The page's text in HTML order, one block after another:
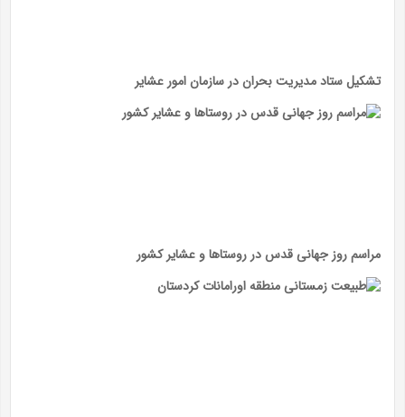
تشکیل ستاد مدیریت بحران در سازمان امور عشایر
مراسم روز جهانی قدس در روستاها و عشایر کشور